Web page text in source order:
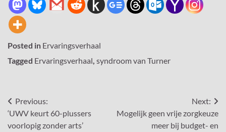
Posted in Ervaringsverhaal
Tagged Ervaringsverhaal, syndroom van Turner
Bericht
navigatie
Previous:
‘UWV keurt 60-plussers
voorlopig zonder arts’
Next:
Mogelijk geen vrije zorgkeuze
meer bij budget- en